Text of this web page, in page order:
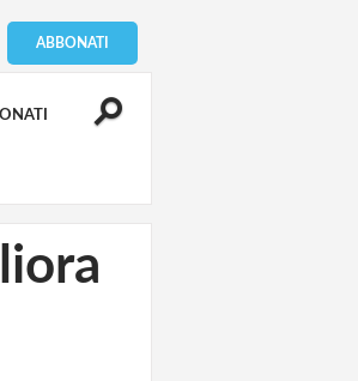
ABBONATI